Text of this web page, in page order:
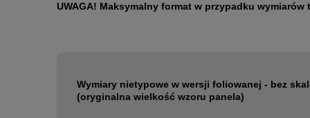
UWAGA! Maksymalny format w przypadku wymiarów
Wymiary nietypowe w wersji foliowanej - bez
(oryginalna wielkość wzoru panela)